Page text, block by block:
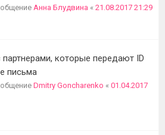
Анна Блудвина « 21.08.2017 21:29
партнерами, которые передают ID
письма
Dmitry Goncharenko « 01.04.2017